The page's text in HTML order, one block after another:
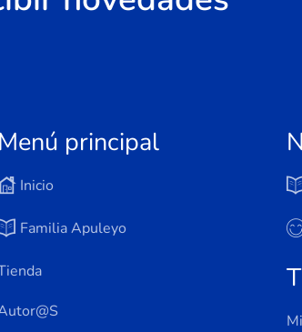
Menú principal
Inicio
Familia Apuleyo